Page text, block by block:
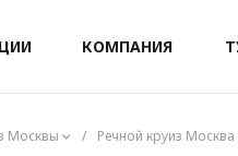
КОМПАНИЯ
Москвы / Речной круиз